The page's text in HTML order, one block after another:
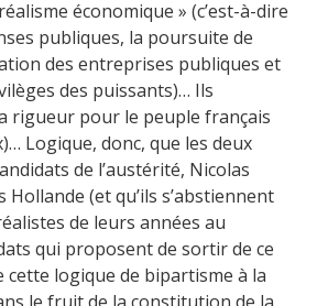
économique » (c’est-à-dire
publiques, la poursuite de
des entreprises publiques et
des puissants)… Ils
rigueur pour le peuple français
Logique, donc, que les deux
de l’austérité, Nicolas
Hollande (et qu’ils s’abstiennent
de leurs années au
qui proposent de sortir de ce
cette logique de bipartisme à la
le fruit de la constitution de la